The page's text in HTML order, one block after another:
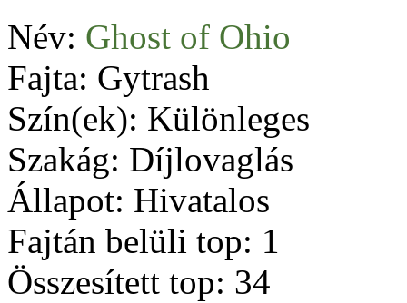
Név: Ghost of Ohio
Fajta: Gytrash
Szín(ek): Különleges
Szakág: Díjlovaglás
Állapot: Hivatalos
Fajtán belüli top: 1
Összesített top: 34